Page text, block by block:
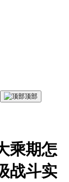
顶部
乘期怎
战斗实